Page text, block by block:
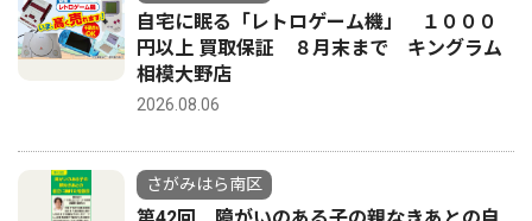
自宅に眠る「レトロゲーム機」 １０００
円以上 買取保証 ８月末まで キングラム
相模大野店
2026.08.06
さがみはら南区